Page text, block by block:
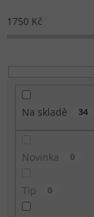
1750 Kč
Na skladě 34
Novinka 0
Tip 0